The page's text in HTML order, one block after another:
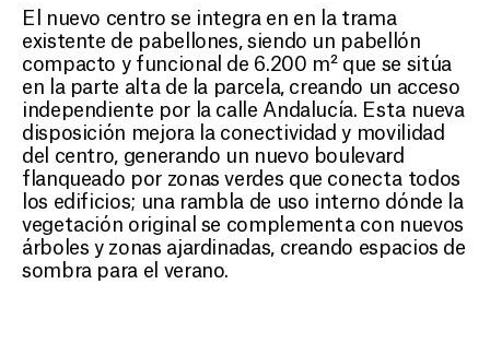
El nuevo centro se integra en en la trama
existente de pabellones, siendo un pabellón
compacto y funcional de 6.200 m² que se sitúa
en la parte alta de la parcela, creando un acceso
independiente por la calle Andalucía. Esta nueva
disposición mejora la conectividad y movilidad
del centro, generando un nuevo boulevard
flanqueado por zonas verdes que conecta todos
los edificios; una rambla de uso interno dónde la
vegetación original se complementa con nuevos
árboles y zonas ajardinadas, creando espacios de
sombra para el verano.